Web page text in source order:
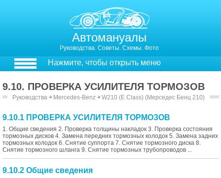
Автомануалы
Руководства. Советы. Схемы. Фото
Нажмите, чтобы открыть меню
9.10. ПРОВЕРКА УСИЛИТЕЛЯ ТОРМОЗОВ
Руководства ￫ Mercedes-Benz ￫ W210 (E Class) (Мерседес Бенц 210)
9.10.1 ПРОВЕРКА УСИЛИТЕЛЯ ТОРМОЗОВ
1. Общие сведения 2. Проверка толщины накладок 3. Проверка состояния
тормозных дисков 4. Замена передних тормозных колодок 5. Замена задних
тормозных колодок 6. Снятие суппорта 7. Снятие тормозного диска 8.
Снятие тормозного шланга 9. Снятие тормозных трубопроводов ...
9.10.2 Общие сведения